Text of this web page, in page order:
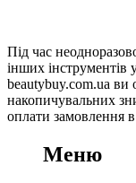
Під час
інших інструментів
beautybuy.com.ua ви
накопичувальних
оплати замовлення в
Меню